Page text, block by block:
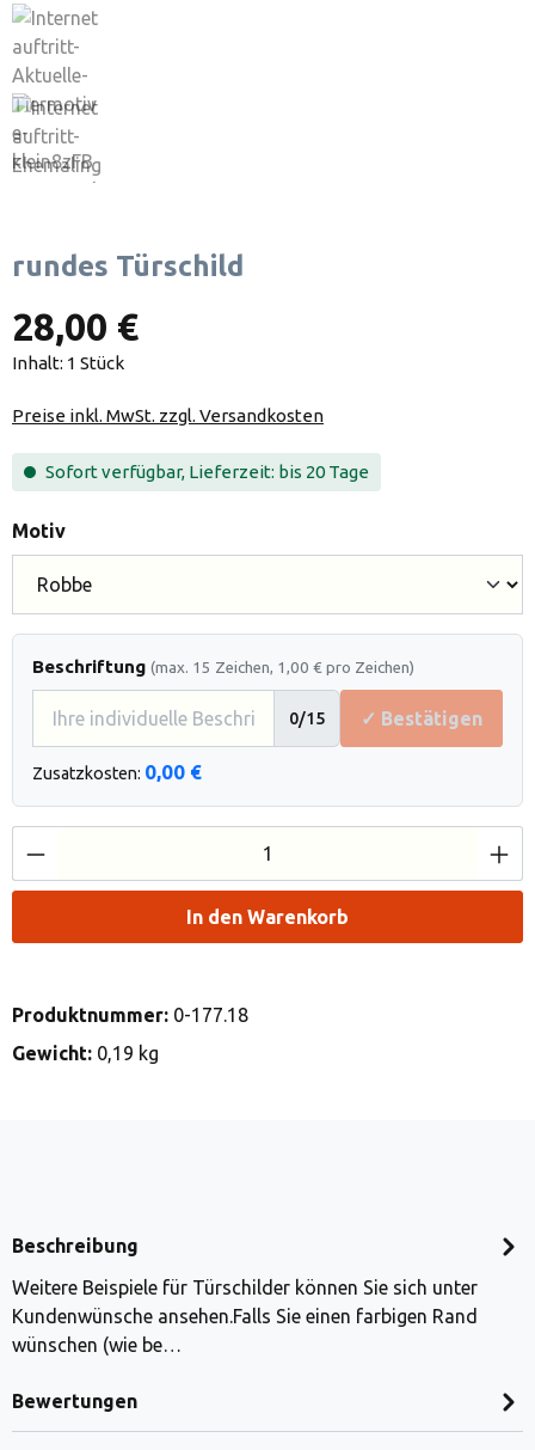
rundes Türschild
28,00 €
Inhalt: 1 Stück
Preise inkl. MwSt. zzgl. Versandkosten
Sofort verfügbar, Lieferzeit: bis 20 Tage
Motivauswählen
Beschriftung (max. 15 Zeichen, 1,00 € pro Zeichen)
0/15 ✓ Bestätigen
Zusatzkosten: 0,00 €
Produkt Anzahl: Gib den gewünschten
In den Warenkorb
Produktnummer: 0-177.18
Gewicht: 0,19 kg
Beschreibung
Weitere Beispiele für Türschilder können Sie sich unter
Kundenwünsche ansehen.Falls Sie einen farbigen Rand
wünschen (wie be…
Bewertungen